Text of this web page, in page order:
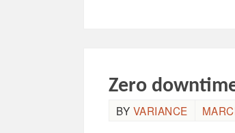
Zero
BY VARIANCE